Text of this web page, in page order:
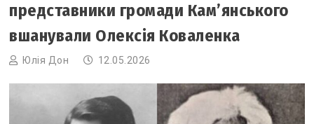
представники громади Кам’янського
вшанували Олексія Коваленка
Юлія Дон 12.05.2026